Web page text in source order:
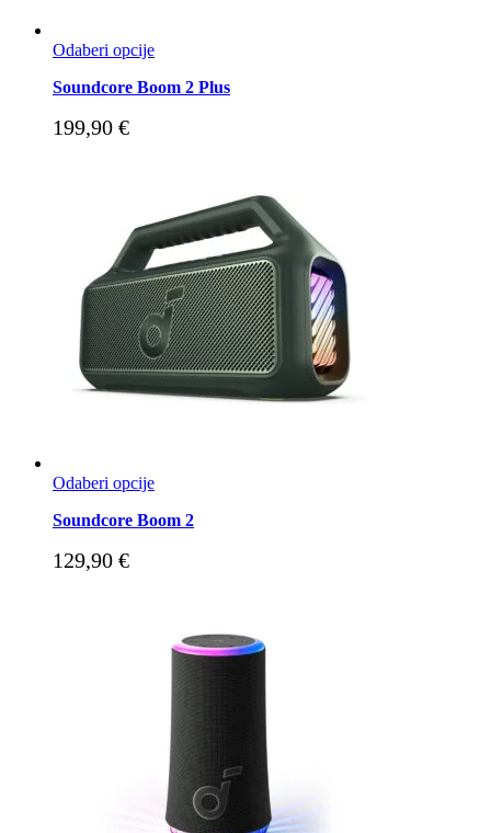
Odaberi opcije
Soundcore Boom 2 Plus
199,90 €
Odaberi opcije
Soundcore Boom 2
129,90 €